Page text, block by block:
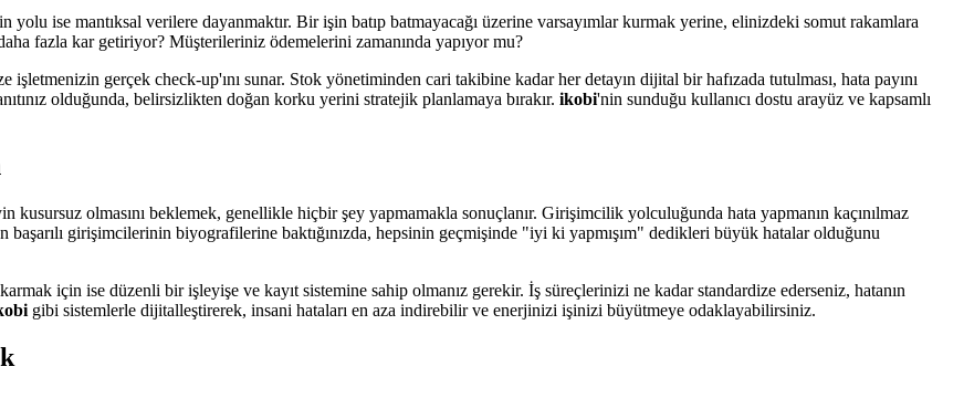
ise mantıksal verilere dayanmaktır. Bir işin batıp batmayacağı üzerine varsayımlar kurmak yerine, elinizdeki somut rakamlara
fazla kar getiriyor? Müşterileriniz ödemelerini zamanında yapıyor mu?
işletmenizin gerçek check-up'ını sunar. Stok yönetiminden cari takibine kadar her detayın dijital bir hafızada tutulması, hata payını
olduğunda, belirsizlikten doğan korku yerini stratejik planlamaya bırakır. ikobi'nin sunduğu kullanıcı dostu arayüz ve kapsamlı
kusursuz olmasını beklemek, genellikle hiçbir şey yapmamakla sonuçlanır. Girişimcilik yolculuğunda hata yapmanın kaçınılmaz
girişimcilerinin biyografilerine baktığınızda, hepsinin geçmişinde "iyi ki yapmışım" dedikleri büyük hatalar olduğunu
için ise düzenli bir işleyişe ve kayıt sistemine sahip olmanız gerekir. İş süreçlerinizi ne kadar standardize ederseniz, hatanın
gibi sistemlerle dijitalleştirerek, insani hataları en aza indirebilir ve enerjinizi işinizi büyütmeye odaklayabilirsiniz.